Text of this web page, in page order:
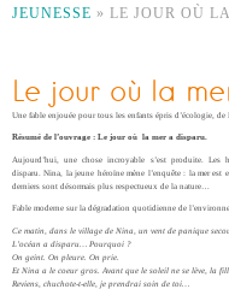
JEUNESSE » LE JOUR OÙ
Le jour où la
Une fable enjouée pour tous les enfants épris d’écologie,
Résumé de l’ouvrage : Le jour où la mer a disparu.
Aujourd’hui, une chose incroyable s’est produite.
disparu. Nina, la jeune héroïne mène l’enquête : la mer est
derniers sont désormais plus respectueux de la nature…
Fable moderne sur la dégradation quotidienne de
Ce matin, dans le village de Nina, un vent de panique
L’océan a disparu… Pourquoi ?
On geint. On pleure. On prie.
Et Nina a le coeur gros. Avant que le soleil ne se lève, la
Reviens, chuchote-t-elle, je prendrai soin de toi…